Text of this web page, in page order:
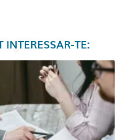
INTERESSAR-TE: